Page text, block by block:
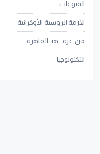
المنوعات
الأزمة الروسية الأوكرانية
من غزة.. هنا القاهرة
التكنولوجيا